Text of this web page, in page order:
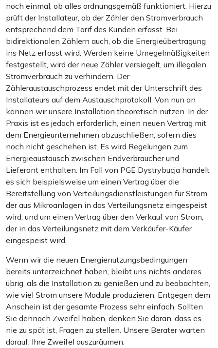
noch einmal, ob alles ordnungsgemäß funktioniert. Hierzu
prüft der Installateur, ob der Zähler den Stromverbrauch
entsprechend dem Tarif des Kunden erfasst. Bei
bidirektionalen Zählern auch, ob die Energieübertragung
ins Netz erfasst wird. Werden keine Unregelmäßigkeiten
festgestellt, wird der neue Zähler versiegelt, um illegalen
Stromverbrauch zu verhindern. Der
Zähleraustauschprozess endet mit der Unterschrift des
Installateurs auf dem Austauschprotokoll. Von nun an
können wir unsere Installation theoretisch nutzen. In der
Praxis ist es jedoch erforderlich, einen neuen Vertrag mit
dem Energieunternehmen abzuschließen, sofern dies
noch nicht geschehen ist. Es wird Regelungen zum
Energieaustausch zwischen Endverbraucher und
Lieferant enthalten. Im Fall von PGE Dystrybucja handelt
es sich beispielsweise um einen Vertrag über die
Bereitstellung von Verteilungsdienstleistungen für Strom,
der aus Mikroanlagen in das Verteilungsnetz eingespeist
wird, und um einen Vertrag über den Verkauf von Strom,
der in das Verteilungsnetz mit dem Verkäufer-Käufer
eingespeist wird.
Wenn wir die neuen Energienutzungsbedingungen
bereits unterzeichnet haben, bleibt uns nichts anderes
übrig, als die Installation zu genießen und zu beobachten,
wie viel Strom unsere Module produzieren. Entgegen dem
Anschein ist der gesamte Prozess sehr einfach. Sollten
Sie dennoch Zweifel haben, denken Sie daran, dass es
nie zu spät ist, Fragen zu stellen. Unsere Berater warten
darauf, Ihre Zweifel auszuräumen.